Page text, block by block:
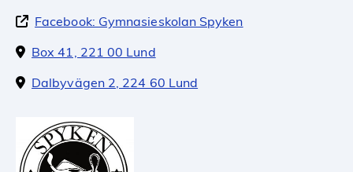
Facebook: Gymnasieskolan Spyken
Box 41, 221 00 Lund
Dalbyvägen 2, 224 60 Lund